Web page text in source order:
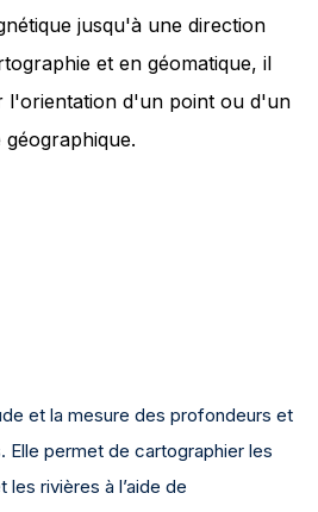
jusqu'à une direction
et en géomatique, il
l'orientation d'un point ou d'un
et la mesure des profondeurs et
Elle permet de cartographier les
rivières à l’aide de